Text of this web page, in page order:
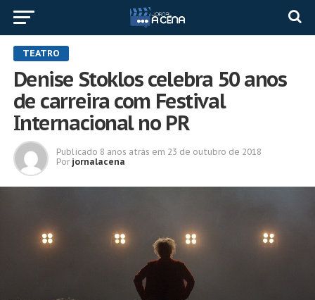
TEATRO
Denise Stoklos celebra 50 anos
de carreira com Festival
Internacional no PR
Publicado 8 anos atrás em 23 de outubro de 2018
Por jornalacena